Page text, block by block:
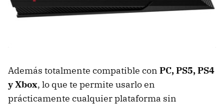
Además totalmente compatible con PC, PS5, PS4
y Xbox, lo que te permite usarlo en
prácticamente cualquier plataforma sin